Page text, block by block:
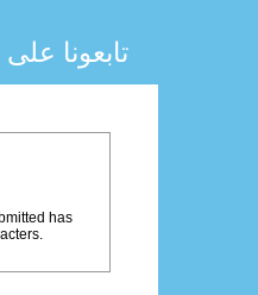
تابعونا على